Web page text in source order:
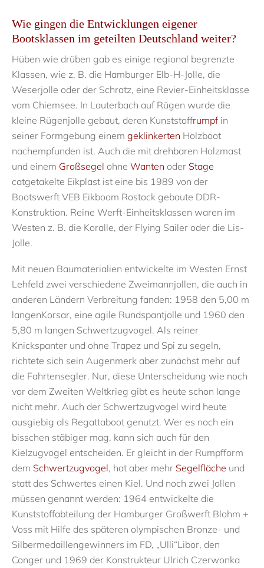
Wie gingen die Entwicklungen eigener
Bootsklassen im geteilten Deutschland weiter?
Hüben wie drüben gab es einige regional begrenzte
Klassen, wie z. B. die Hamburger Elb-H-Jolle, die
Weserjolle oder der Schratz, eine Revier-Einheitsklasse
vom Chiemsee. In Lauterbach auf Rügenwurde die
kleine Rügenjolle gebaut, deren Kunststoffrumpfin
seiner Formgebung einemgeklinkerten Holzboot
nachempfunden ist. Auch die mit drehbaren Holzmast
und einem Großsegel ohneWanten oder Stage
catgetakelte Eikplast ist eine bis 1989 von der
BootswerftVEB Eikboom Rostock gebaute DDR-
Konstruktion. Reine Werft-Einheitsklassen waren im
Westen z. B. die Koralle, der Flying Sailer oder die Lis-
Jolle.
Mit neuen Baumaterialien entwickelte im Westen Ernst
Lehfeld zweiverschiedeneZweimannjollen, die auch in
anderen Ländern Verbreitung fanden: 1958 den 5,00 m
langenKorsar, eine agile Rundspantjolle und 1960 den
5,80 m langen Schwertzugvogel. Als reiner
Knickspanter und ohne Trapez und Spi zu segeln,
richtete sich sein Augenmerk aber zunächst mehr auf
die Fahrtensegler. Nur, diese Unterscheidung wie noch
vor dem Zweiten Weltkrieg gibt es heute schon lange
nicht mehr. Auch der Schwertzugvogel wird heute
ausgiebig als Regattaboot genutzt. Wer es noch ein
bisschen stäbiger mag, kann sich auch für den
Kielzugvogel entscheiden. Er gleicht in der Rumpfform
dem Schwertzugvogel, hat aber mehr Segelfläche und
statt des Schwertes einen Kiel. Und noch zwei Jollen
müssen genannt werden: 1964 entwickelte die
Kunststoffabteilung der Hamburger Großwerft Blohm +
Voss mit Hilfe des späteren olympischen Bronze- und
Silbermedaillengewinners im FD, „Ulli“Libor, den
Conger und 1969 der Konstrukteur Ulrich Czerwonka